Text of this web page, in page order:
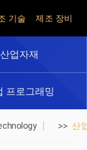
기술 제조 장비
산업자재
프로그래밍
>> 산